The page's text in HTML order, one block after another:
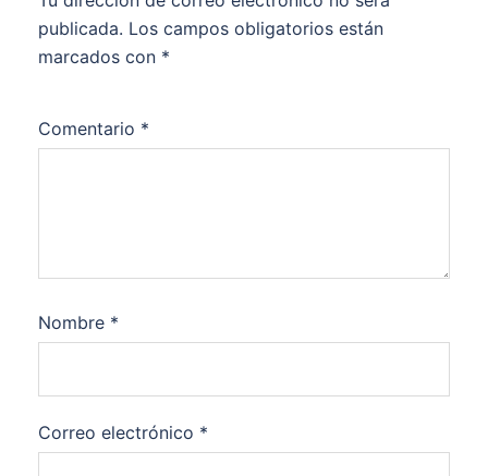
publicada. Los campos obligatorios están
marcados con *
Comentario *
Nombre *
Correo electrónico *